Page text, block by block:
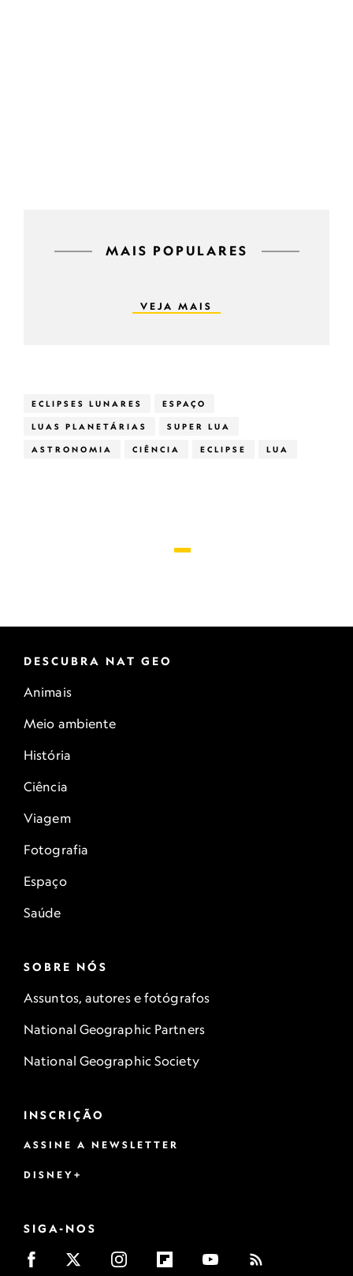
MAIS POPULARES
VEJA MAIS
ECLIPSES LUNARES ESPAÇO
LUAS PLANETÁRIAS SUPER LUA
ASTRONOMIA CIÊNCIA ECLIPSE LUA
DESCUBRA NAT GEO
Animais
Meio ambiente
História
Ciência
Viagem
Fotografia
Espaço
Saúde
SOBRE NÓS
Assuntos, autores e fotógrafos
National Geographic Partners
National Geographic Society
INSCRIÇÃO
ASSINE A NEWSLETTER
DISNEY+
SIGA-NOS